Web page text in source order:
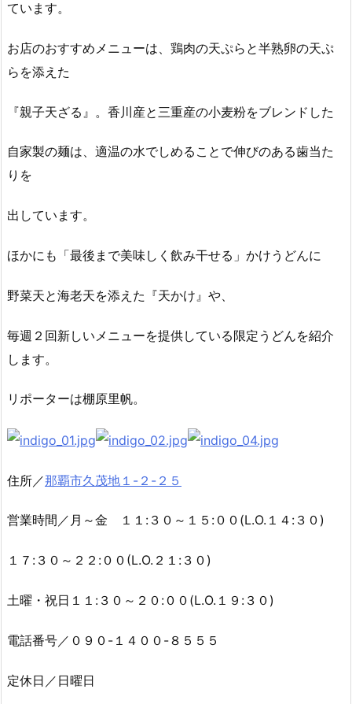
ています。
お店のおすすめメニューは、鶏肉の天ぷらと半熟卵の天ぷ
らを添えた
『親子天ざる』。香川産と三重産の小麦粉をブレンドした
自家製の麺は、適温の水でしめることで伸びのある歯当た
りを
出しています。
ほかにも「最後まで美味しく飲み干せる」かけうどんに
野菜天と海老天を添えた『天かけ』や、
毎週２回新しいメニューを提供している限定うどんを紹介
します。
リポーターは棚原里帆。
住所／那覇市久茂地１-２-２５
営業時間／月～金 １１:３０～１５:００(L.O.１４:３０)
１７:３０～２２:００(L.O.２１:３０)
土曜・祝日１１:３０～２０:００(L.O.１９:３０)
電話番号／０９０-１４００-８５５５
定休日／日曜日